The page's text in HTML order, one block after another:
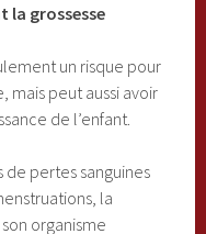
la grossesse
un risque pour
mais peut aussi avoir
de l’enfant.
de pertes sanguines
la
organisme